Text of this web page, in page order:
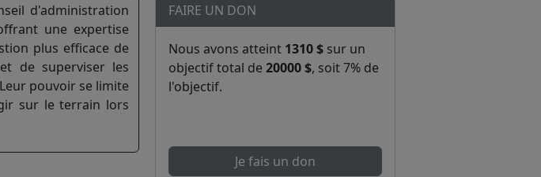
d'administration
une expertise
plus efficace de
de superviser les
pouvoir se limite
sur le terrain lors
FAIRE UN DON
Nous avons atteint 1310 $ sur un
objectif total de 20000 $, soit 7% de
l'objectif.
Je fais un don